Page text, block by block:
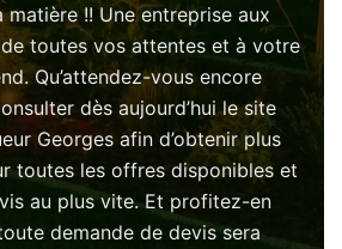
!! Une entreprise aux
toutes vos attentes et à votre
Qu’attendez-vous encore
dès aujourd’hui le site
Georges afin d’obtenir plus
toutes les offres disponibles et
au plus vite. Et profitez-en
demande de devis sera